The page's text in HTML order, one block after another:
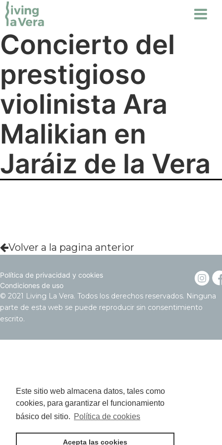
Este sitio web almacena datos, tales como
cookies, para garantizar el funcionamiento
básico del sitio. Política de cookies
Acepta las cookies
Concierto del
prestigioso
violinista Ara
Malikian en
Jaráiz de la Vera
Volver a la pagina anterior
Política de privacidad y cookies
Condiciones de uso
© 2021 Living La Vera. Todos los derechos reservados. Ninguna
parte de esta web se puede reproducir sin consentimiento
escrito.